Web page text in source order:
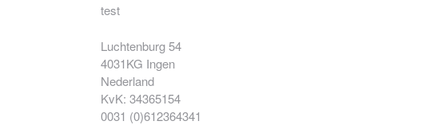
test
Luchtenburg 54
4031KG Ingen
Nederland
KvK: 34365154
0031 (0)612364341